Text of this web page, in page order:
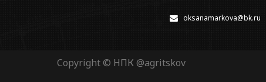
oksanamarkova@bk.ru
Copyright © НПК@agritskov